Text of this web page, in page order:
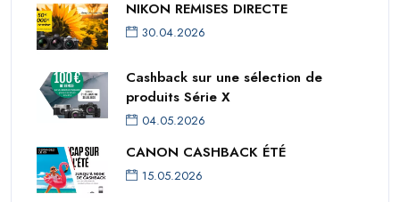
NIKON REMISES DIRECTE
30.04.2026
Cashback sur une sélection de
produits Série X
04.05.2026
CANON CASHBACK ÉTÉ
15.05.2026